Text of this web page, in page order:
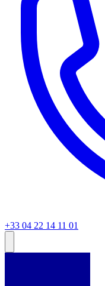
+33 04 22 14 11 01